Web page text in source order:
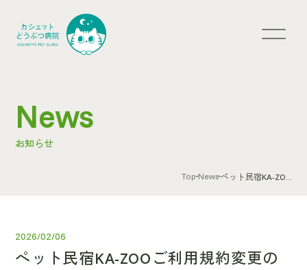
News
お知らせ
Top News ペット民宿KA-ZO...
2026/02/06
ペット民宿KA-ZOOご利用規約変更の